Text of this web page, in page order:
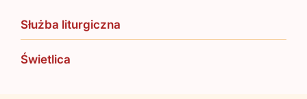
Służba liturgiczna
Świetlica